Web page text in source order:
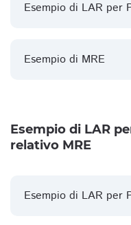
Esempio di LAR per
Esempio di MRE
Esempio di LAR
relativo MRE
Esempio di LAR per